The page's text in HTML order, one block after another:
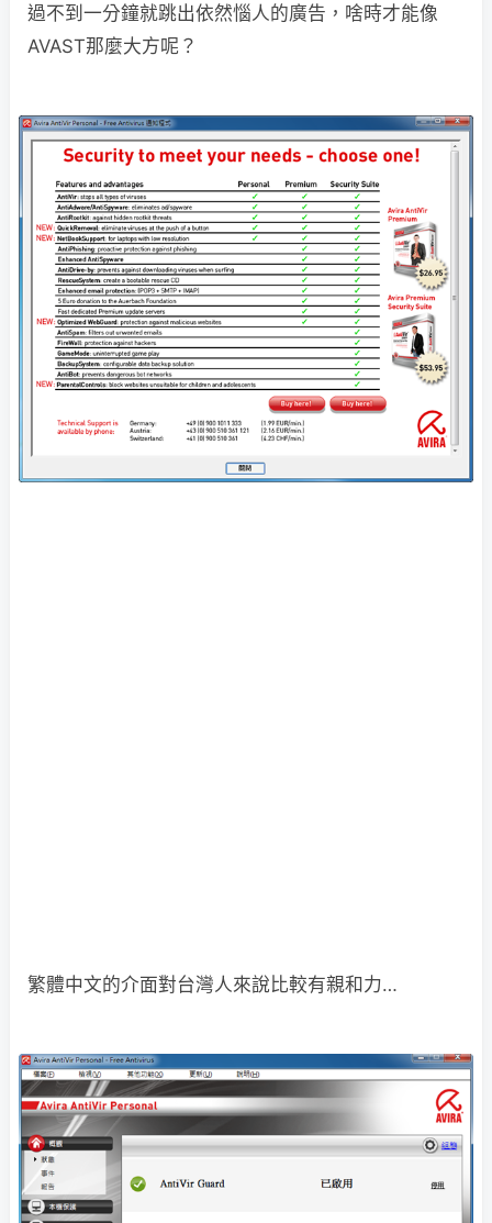
過不到一分鐘就跳出依然惱人的廣告，啥時才能像
AVAST那麼大方呢？
繁體中文的介面對台灣人來說比較有親和力…